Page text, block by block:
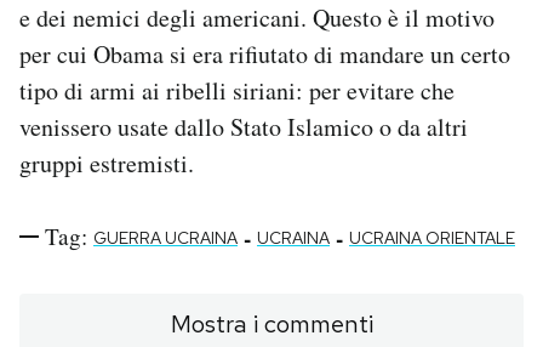
e dei nemici degli americani. Questo è il motivo
per cui Obama si era rifiutato di mandare un certo
tipo di armi ai ribelli siriani: per evitare che
venissero usate dallo Stato Islamico o da altri
gruppi estremisti.
Tag: GUERRA UCRAINA - UCRAINA - UCRAINA ORIENTALE
Mostra i commenti